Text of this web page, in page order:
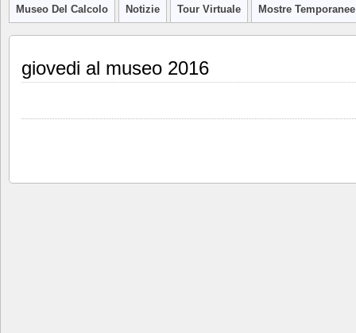
Museo Del Calcolo Notizie Tour Virtuale Mostre Temporanee
giovedi al museo 2016